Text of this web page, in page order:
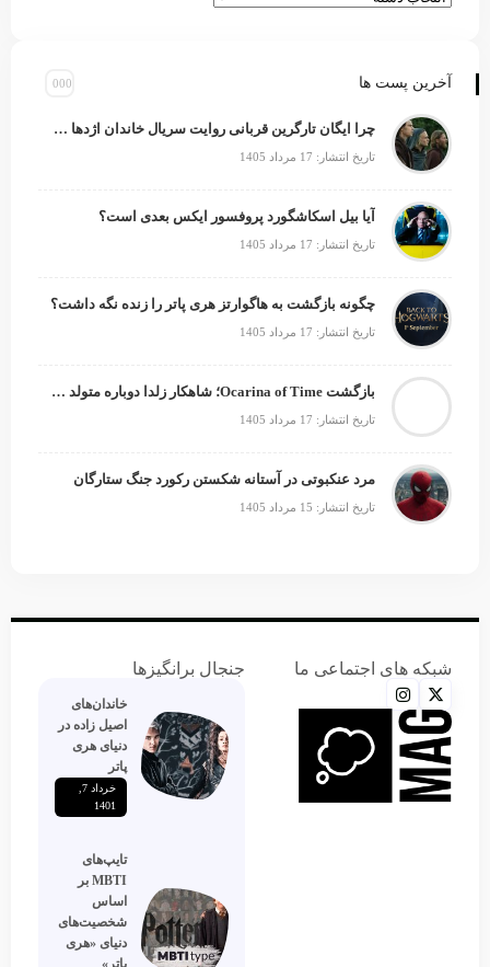
آخرین پست ها
چرا ایگان تارگرین قربانی روایت سریال خاندان اژدها شد؟
تاریخ انتشار: 17 مرداد 1405
آیا بیل اسکاشگورد پروفسور ایکس بعدی است؟
تاریخ انتشار: 17 مرداد 1405
چگونه بازگشت به هاگوارتز هری پاتر را زنده نگه داشت؟
تاریخ انتشار: 17 مرداد 1405
بازگشت Ocarina of Time؛ شاهکار زلدا دوباره متولد می‌شود
تاریخ انتشار: 17 مرداد 1405
مرد عنکبوتی در آستانه شکستن رکورد جنگ ستارگان
تاریخ انتشار: 15 مرداد 1405
شبکه های اجتماعی ما جنجال برانگیزها
خاندان‌های
اصیل زاده‌ در
دنیای هری
پاتر
1401
تایپ‌های
MBTI بر
اساس
شخصیت‌های
دنیای «هری
پاتر»